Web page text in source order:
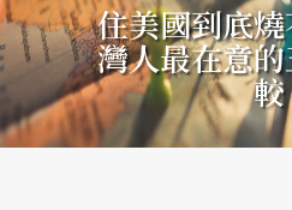
住美國到底
灣人最在意
較